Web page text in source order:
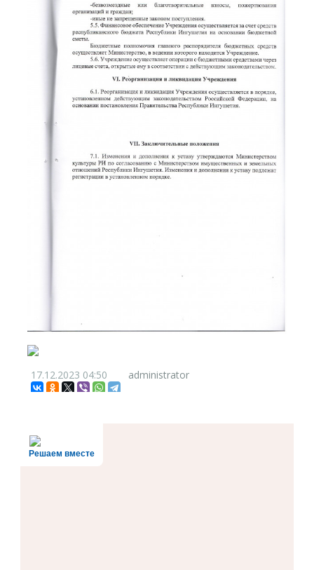
17.12.2023 04:50 administrator
Решаем вместе